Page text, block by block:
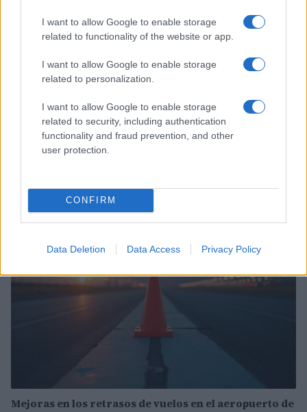
I want to allow Google to enable storage
related to functionality of the website or app.
I want to allow Google to enable storage
related to personalization.
I want to allow Google to enable storage
related to security, including authentication
functionality and fraud prevention, and other
user protection.
CONFIRM
Data Deletion Data Access Privacy Policy
Incidente de fuego en la Terminal 2 del aeropuerto
NOTICIAS
Mejoras en los retrasos de vuelos en el aeropuerto de